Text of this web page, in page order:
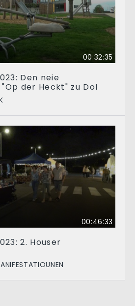
00:32:35
Den neie
der Heckt" zu Dol
00:46:33
2. Houser